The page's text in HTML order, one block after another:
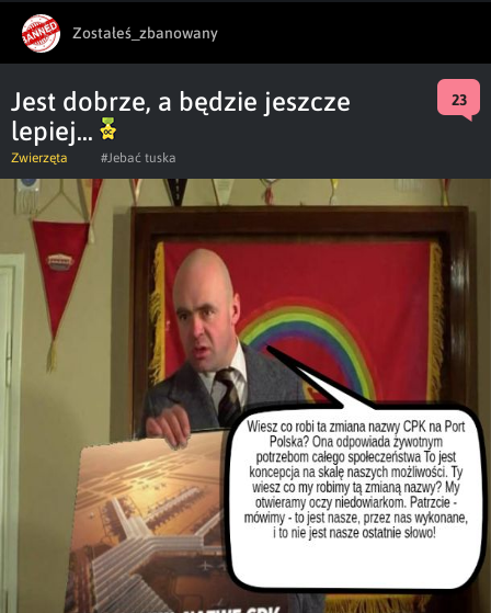
Zostałeś_zbanowany
Jest dobrze, a będzie jeszcze
lepiej...
23
Zwierzęta #Jebać tuska